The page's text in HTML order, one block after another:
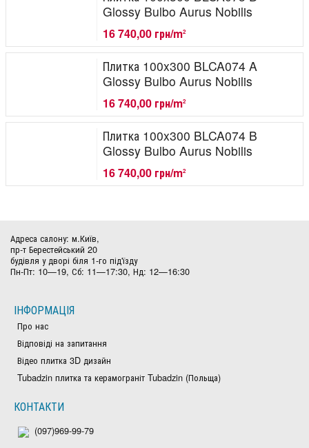
Glossy Bulbo Aurus Nobilis
16 740,00 грн/m2
Плитка 100x300 BLCA074 A
Glossy Bulbo Aurus Nobilis
16 740,00 грн/m2
Плитка 100x300 BLCA074 B
Glossy Bulbo Aurus Nobilis
16 740,00 грн/m2
Адреса салону: м.Київ,
пр-т Берестейський 20
будівля у дворі біля 1-го під'їзду
Пн-Пт: 10—19, Сб: 11—17:30, Нд: 12—16:30
ІНФОРМАЦІЯ
Про нас
Відповіді на запитання
Відео плитка 3D дизайн
Tubadzin плитка та керамограніт Tubadzin (Польща)
КОНТАКТИ
(097)969-99-79